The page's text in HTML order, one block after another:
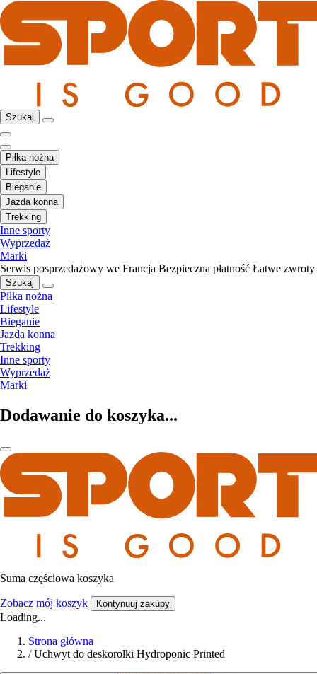
Szukaj
Piłka nożna
Lifestyle
Bieganie
Jazda konna
Trekking
Inne sporty
Wyprzedaż
Marki
Serwis posprzedażowy we Francja Bezpieczna płatność Łatwe zwroty
Szukaj
Piłka nożna
Lifestyle
Bieganie
Jazda konna
Trekking
Inne sporty
Wyprzedaż
Marki
Dodawanie do koszyka...
Suma częściowa koszyka
Zobacz mój koszyk Kontynuuj zakupy
Loading...
Strona główna
/ Uchwyt do deskorolki Hydroponic Printed